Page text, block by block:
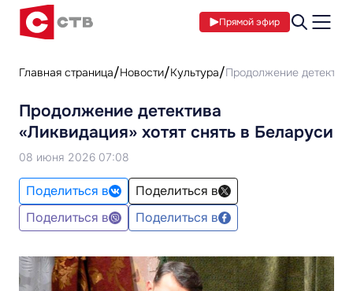
Прямой эфир
Главная страница Новости Культура Продолжение
Продолжение детектива
«Ликвидация» хотят снять в Беларуси
08 июня 2026 07:08
Поделиться в
Поделиться в
Поделиться в
Поделиться в